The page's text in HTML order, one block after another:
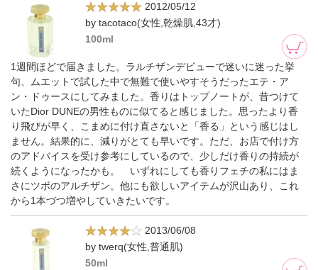
2012/05/12
by tacotaco(女性,乾燥肌,43才)
100ml
1週間ほどで届きました。ラルチザンデビューで迷いに迷った挙
句、ムエットで試した中で無難で使いやすそうだったエテ・ア
ン・ドゥースにしてみました。香りはトップノートが、昔つけて
いたDior DUNEの男性ものに似てると感じました。思ったより香
り飛びが早く、こまめに付け直さないと「香る」という感じはし
ません。結果的に、減りがとても早いです。ただ、お店で付け方
のアドバイスを受け参考にしているので、少しだけ香りの持続が
続くようになったかも。 いずれにしても香りフェチの私にはま
さにツボのアルチザン。他にも欲しいアイテムが沢山あり、これ
から1本づつ増やしていきたいです。
2013/06/08
by twerq(女性,普通肌)
50ml